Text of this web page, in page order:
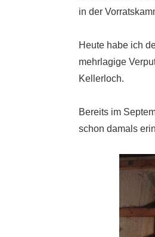
in der
Heute habe ich
mehrlagige
Kellerloch.
Bereits im
schon damals